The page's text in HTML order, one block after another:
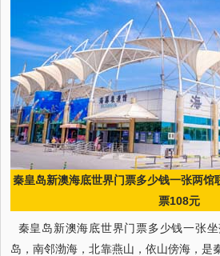
秦皇岛新澳海底世界门票多少钱一张两馆
票108元
秦皇岛新澳海底世界门票多少钱一张
岛，南邻渤海，北靠燕山，依山傍海，是